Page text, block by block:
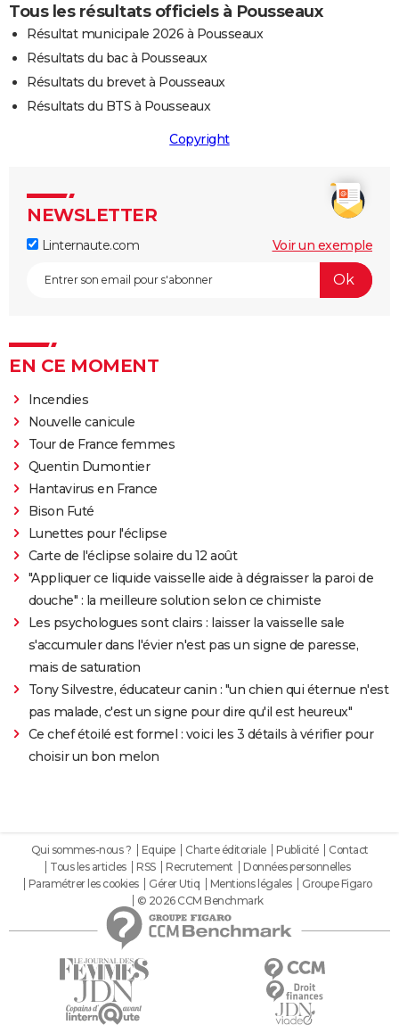
Tous les résultats officiels à Pousseaux
Résultat municipale 2026 à Pousseaux
Résultats du bac à Pousseaux
Résultats du brevet à Pousseaux
Résultats du BTS à Pousseaux
Copyright
NEWSLETTER
Linternaute.com Voir un exemple
EN CE MOMENT
Incendies
Nouvelle canicule
Tour de France femmes
Quentin Dumontier
Hantavirus en France
Bison Futé
Lunettes pour l'éclipse
Carte de l'éclipse solaire du 12 août
"Appliquer ce liquide vaisselle aide à dégraisser la paroi de
douche" : la meilleure solution selon ce chimiste
Les psychologues sont clairs : laisser la vaisselle sale
s'accumuler dans l'évier n'est pas un signe de paresse,
mais de saturation
Tony Silvestre, éducateur canin : "un chien qui éternue n'est
pas malade, c'est un signe pour dire qu'il est heureux"
Ce chef étoilé est formel : voici les 3 détails à vérifier pour
choisir un bon melon
Qui sommes-nous ? Equipe Charte éditoriale Publicité
Contact
Tous les articles
RSS Recrutement
Données personnelles
Paramétrer les cookies
Gérer Utiq Mentions légales
Groupe Figaro
© 2026 CCM Benchmark